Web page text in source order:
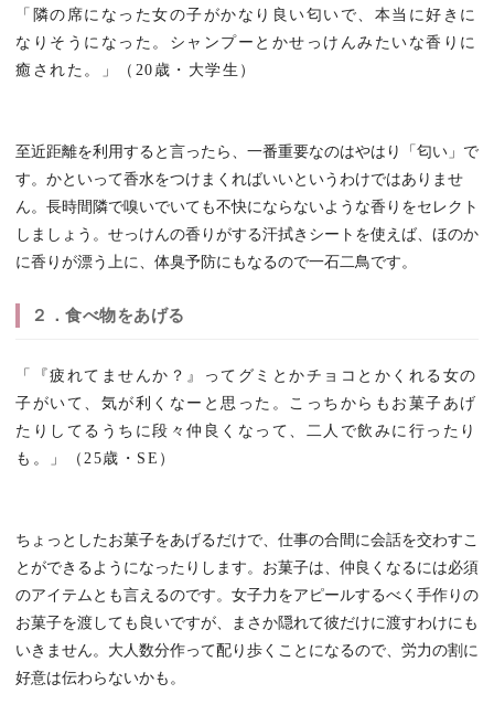
「隣の席になった女の子がかなり良い匂いで、本当に好きに
なりそうになった。シャンプーとかせっけんみたいな香りに
癒された。」（20歳・大学生）
至近距離を利用すると言ったら、一番重要なのはやはり「匂い」で
す。かといって香水をつけまくればいいというわけではありませ
ん。長時間隣で嗅いでいても不快にならないような香りをセレクト
しましょう。せっけんの香りがする汗拭きシートを使えば、ほのか
に香りが漂う上に、体臭予防にもなるので一石二鳥です。
２．食べ物をあげる
「『疲れてませんか？』ってグミとかチョコとかくれる女の
子がいて、気が利くなーと思った。こっちからもお菓子あげ
たりしてるうちに段々仲良くなって、二人で飲みに行ったり
も。」（25歳・SE）
ちょっとしたお菓子をあげるだけで、仕事の合間に会話を交わすこ
とができるようになったりします。お菓子は、仲良くなるには必須
のアイテムとも言えるのです。女子力をアピールするべく手作りの
お菓子を渡しても良いですが、まさか隠れて彼だけに渡すわけにも
いきません。大人数分作って配り歩くことになるので、労力の割に
好意は伝わらないかも。